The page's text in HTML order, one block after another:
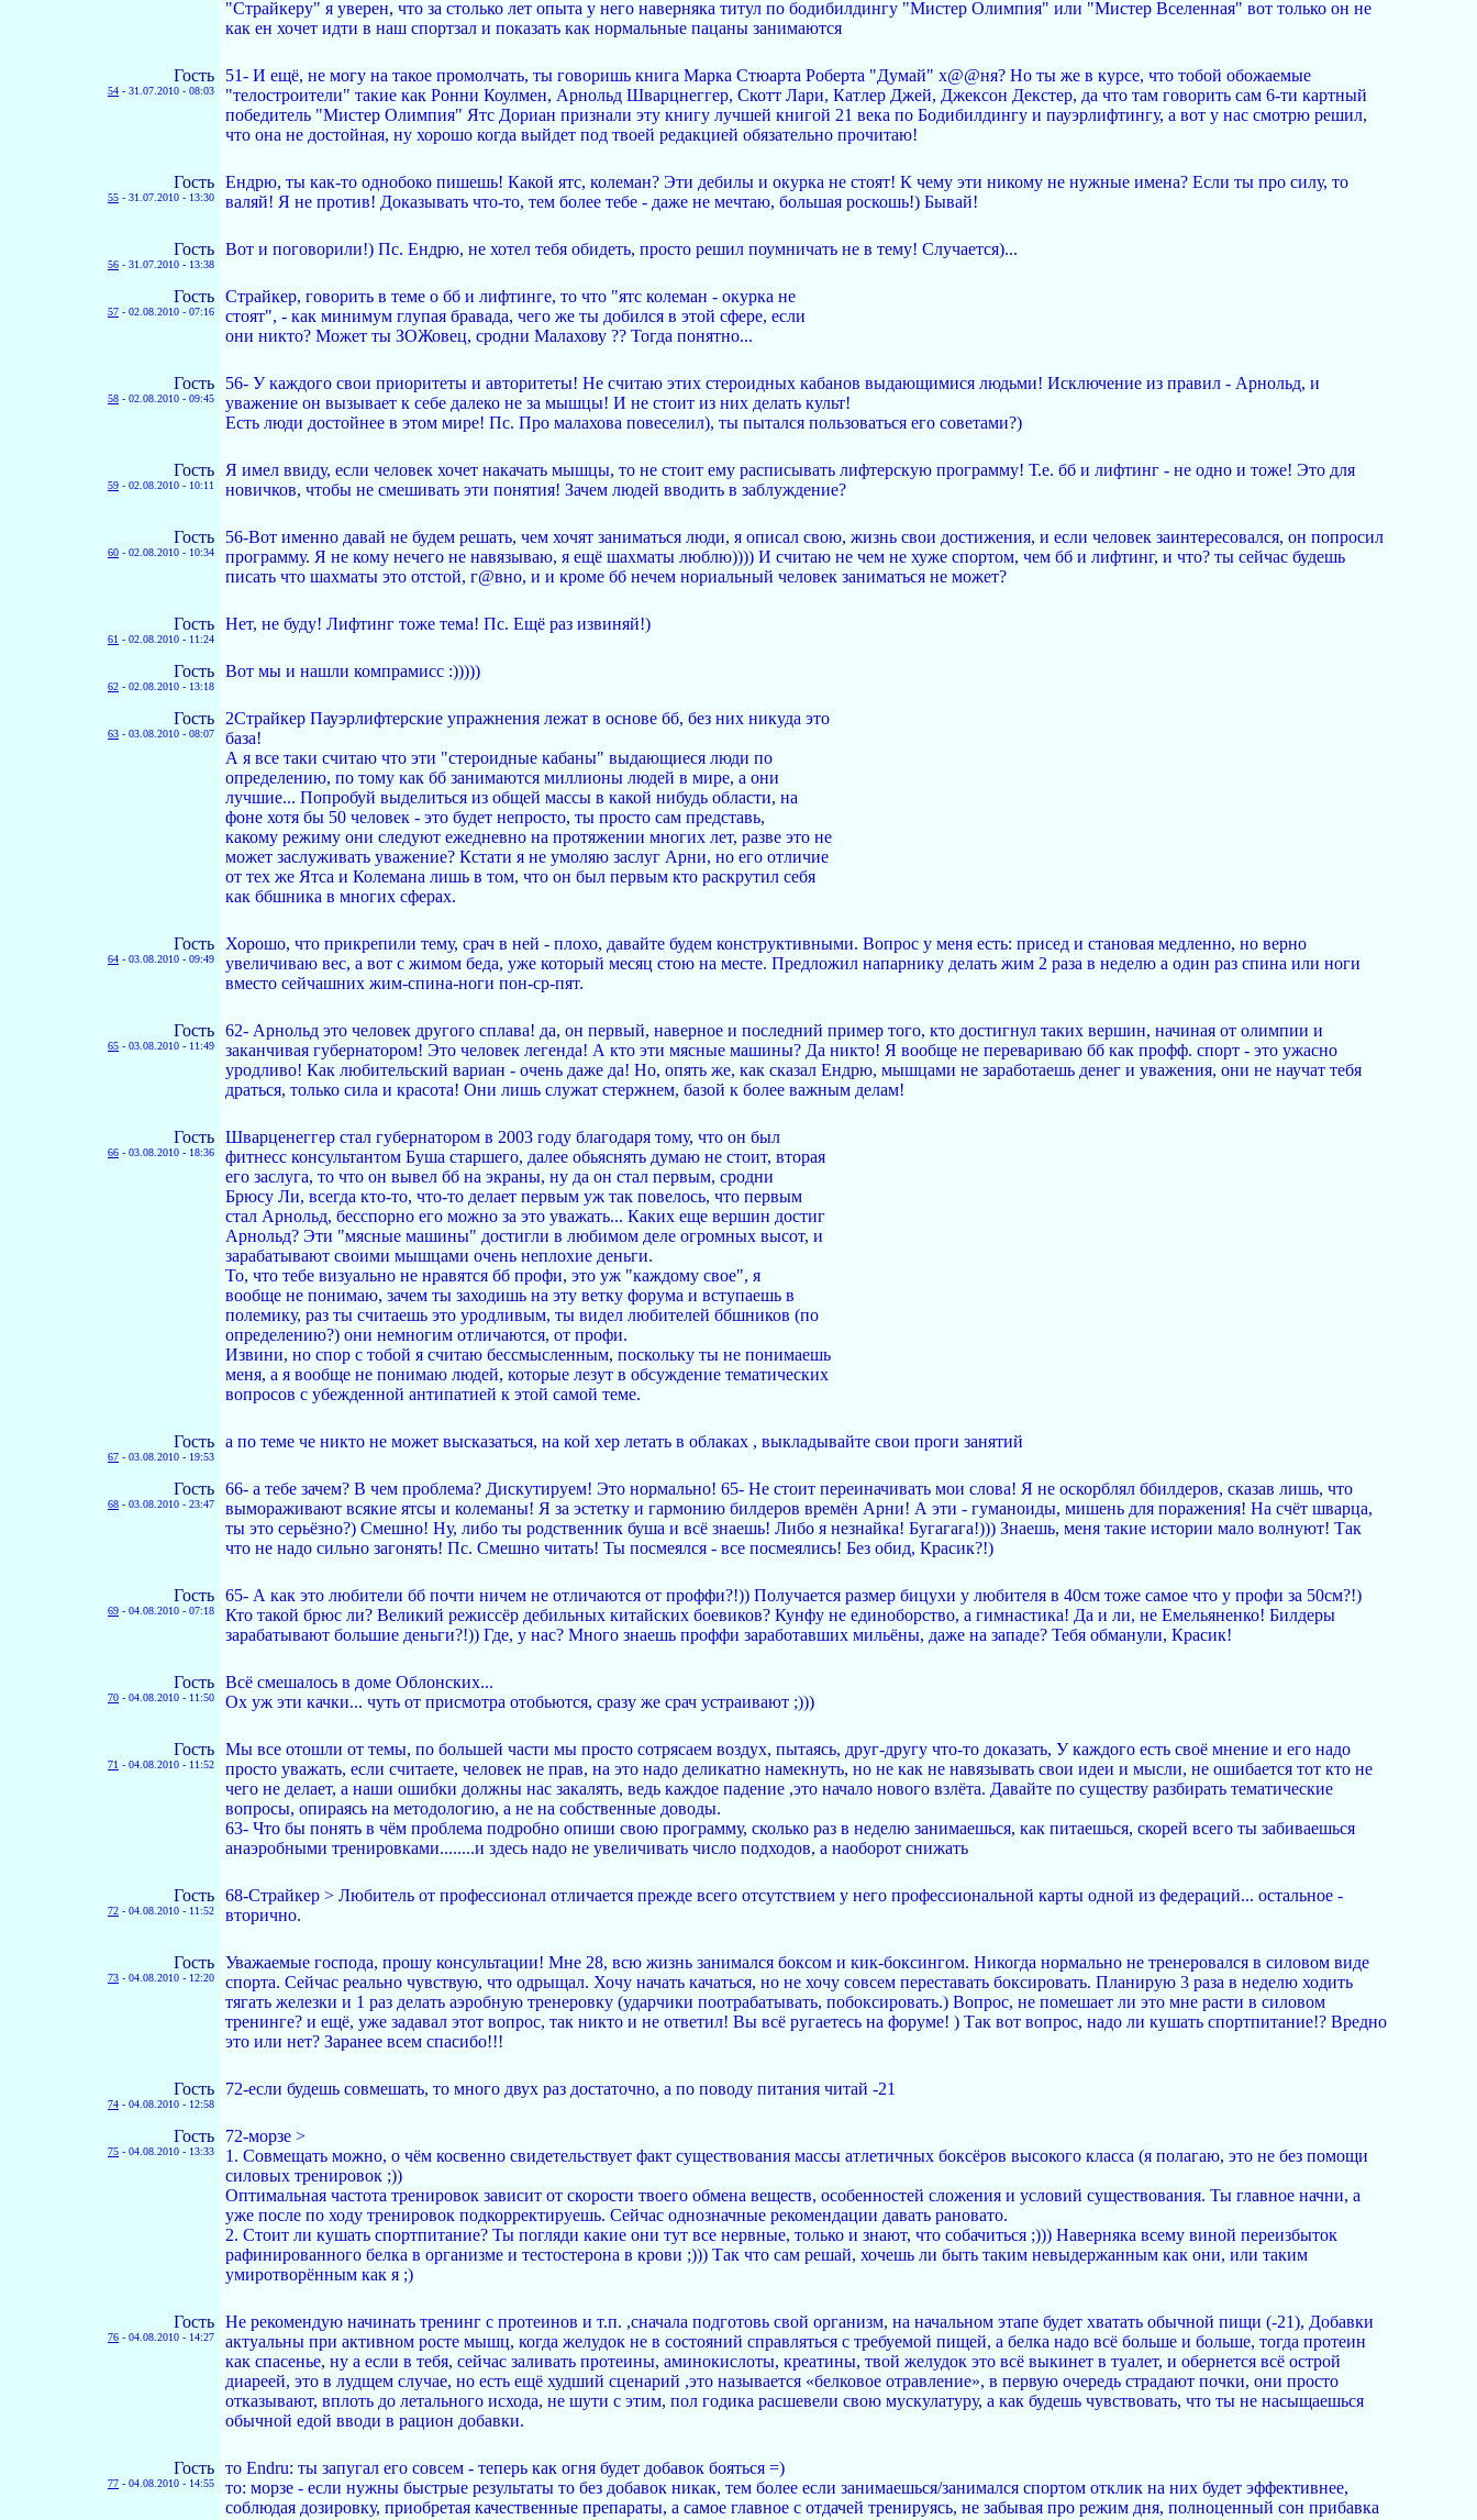
"Страйкеру" я уверен, что за столько лет опыта у него наверняка титул по бодибилдингу "Мистер Олимпия" или "Мистер Вселенная" вот только он не
как ен хочет идти в наш спортзал и показать как нормальные пацаны занимаются
Гость
54 - 31.07.2010 - 08:03
51- И ещё, не могу на такое промолчать, ты говоришь книга Марка Стюарта Роберта "Думай" х@@ня? Но ты же в курсе, что тобой обожаемые
"телостроители" такие как Ронни Коулмен, Арнольд Шварцнеггер, Скотт Лари, Катлер Джей, Джексон Декстер, да что там говорить сам 6-ти картный
победитель "Мистер Олимпия" Ятс Дориан признали эту книгу лучшей книгой 21 века по Бодибилдингу и пауэрлифтингу, а вот у нас смотрю решил,
что она не достойная, ну хорошо когда выйдет под твоей редакцией обязательно прочитаю!
Гость
55 - 31.07.2010 - 13:30
Ендрю, ты как-то однобоко пишешь! Какой ятс, колеман? Эти дебилы и окурка не стоят! К чему эти никому не нужные имена? Если ты про силу, то
валяй! Я не против! Доказывать что-то, тем более тебе - даже не мечтаю, большая роскошь!) Бывай!
Гость
56 - 31.07.2010 - 13:38
Вот и поговорили!) Пс. Ендрю, не хотел тебя обидеть, просто решил поумничать не в тему! Случается)...
Гость
57 - 02.08.2010 - 07:16
Страйкер, говорить в теме о бб и лифтинге, то что "ятс колеман - окурка не
стоят", - как минимум глупая бравада, чего же ты добился в этой сфере, если
они никто? Может ты ЗОЖовец, сродни Малахову ?? Тогда понятно...
Гость
58 - 02.08.2010 - 09:45
56- У каждого свои приоритеты и авторитеты! Не считаю этих стероидных кабанов выдающимися людьми! Исключение из правил - Арнольд, и
уважение он вызывает к себе далеко не за мышцы! И не стоит из них делать культ!
Есть люди достойнее в этом мире! Пс. Про малахова повеселил), ты пытался пользоваться его советами?)
Гость
59 - 02.08.2010 - 10:11
Я имел ввиду, если человек хочет накачать мышцы, то не стоит ему расписывать лифтерскую программу! Т.е. бб и лифтинг - не одно и тоже! Это для
новичков, чтобы не смешивать эти понятия! Зачем людей вводить в заблуждение?
Гость
60 - 02.08.2010 - 10:34
56-Вот именно давай не будем решать, чем хочят заниматься люди, я описал свою, жизнь свои достижения, и если человек заинтересовался, он попросил
программу. Я не кому нечего не навязываю, я ещё шахматы люблю)))) И считаю не чем не хуже спортом, чем бб и лифтинг, и что? ты сейчас будешь
писать что шахматы это отстой, г@вно, и и кроме бб нечем нориальный человек заниматься не может?
Гость
61 - 02.08.2010 - 11:24
Нет, не буду! Лифтинг тоже тема! Пс. Ещё раз извиняй!)
Гость
62 - 02.08.2010 - 13:18
Вот мы и нашли компрамисс :)))))
Гость
63 - 03.08.2010 - 08:07
2Страйкер Пауэрлифтерские упражнения лежат в основе бб, без них никуда это
база!
А я все таки считаю что эти "стероидные кабаны" выдающиеся люди по
определению, по тому как бб занимаются миллионы людей в мире, а они
лучшие... Попробуй выделиться из общей массы в какой нибудь области, на
фоне хотя бы 50 человек - это будет непросто, ты просто сам представь,
какому режиму они следуют ежедневно на протяжении многих лет, разве это не
может заслуживать уважение? Кстати я не умоляю заслуг Арни, но его отличие
от тех же Ятса и Колемана лишь в том, что он был первым кто раскрутил себя
как ббшника в многих сферах.
Гость
64 - 03.08.2010 - 09:49
Хорошо, что прикрепили тему, срач в ней - плохо, давайте будем конструктивными. Вопрос у меня есть: присед и становая медленно, но верно
увеличиваю вес, а вот с жимом беда, уже который месяц стою на месте. Предложил напарнику делать жим 2 раза в неделю а один раз спина или ноги
вместо сейчашних жим-спина-ноги пон-ср-пят.
Гость
65 - 03.08.2010 - 11:49
62- Арнольд это человек другого сплава! да, он первый, наверное и последний пример того, кто достигнул таких вершин, начиная от олимпии и
заканчивая губернатором! Это человек легенда! А кто эти мясные машины? Да никто! Я вообще не перевариваю бб как профф. спорт - это ужасно
уродливо! Как любительский вариан - очень даже да! Но, опять же, как сказал Ендрю, мышцами не заработаешь денег и уважения, они не научат тебя
драться, только сила и красота! Они лишь служат стержнем, базой к более важным делам!
Гость
66 - 03.08.2010 - 18:36
Шварценеггер стал губернатором в 2003 году благодаря тому, что он был
фитнесс консультантом Буша старшего, далее обьяснять думаю не стоит, вторая
его заслуга, то что он вывел бб на экраны, ну да он стал первым, сродни
Брюсу Ли, всегда кто-то, что-то делает первым уж так повелось, что первым
стал Арнольд, бесспорно его можно за это уважать... Каких еще вершин достиг
Арнольд? Эти "мясные машины" достигли в любимом деле огромных высот, и
зарабатывают своими мышцами очень неплохие деньги.
То, что тебе визуально не нравятся бб профи, это уж "каждому свое", я
вообще не понимаю, зачем ты заходишь на эту ветку форума и вступаешь в
полемику, раз ты считаешь это уродливым, ты видел любителей ббшников (по
определению?) они немногим отличаются, от профи.
Извини, но спор с тобой я считаю бессмысленным, поскольку ты не понимаешь
меня, а я вообще не понимаю людей, которые лезут в обсуждение тематических
вопросов с убежденной антипатией к этой самой теме.
Гость
67 - 03.08.2010 - 19:53
а по теме че никто не может высказаться, на кой хер летать в облаках , выкладывайте свои проги занятий
Гость
68 - 03.08.2010 - 23:47
66- а тебе зачем? В чем проблема? Дискутируем! Это нормально! 65- Не стоит переиначивать мои слова! Я не оскорблял ббилдеров, сказав лишь, что
вымораживают всякие ятсы и колеманы! Я за эстетку и гармонию билдеров времён Арни! А эти - гуманоиды, мишень для поражения! На счёт шварца,
ты это серьёзно?) Смешно! Ну, либо ты родственник буша и всё знаешь! Либо я незнайка! Бугагага!))) Знаешь, меня такие истории мало волнуют! Так
что не надо сильно загонять! Пс. Смешно читать! Ты посмеялся - все посмеялись! Без обид, Красик?!)
Гость
69 - 04.08.2010 - 07:18
65- А как это любители бб почти ничем не отличаются от проффи?!)) Получается размер бицухи у любителя в 40см тоже самое что у профи за 50см?!)
Кто такой брюс ли? Великий режиссёр дебильных китайских боевиков? Кунфу не единоборство, а гимнастика! Да и ли, не Емельяненко! Билдеры
зарабатывают большие деньги?!)) Где, у нас? Много знаешь проффи заработавших мильёны, даже на западе? Тебя обманули, Красик!
Гость
70 - 04.08.2010 - 11:50
Всё смешалось в доме Облонских...
Ох уж эти качки... чуть от присмотра отобьются, сразу же срач устраивают ;)))
Гость
71 - 04.08.2010 - 11:52
Мы все отошли от темы, по большей части мы просто сотрясаем воздух, пытаясь, друг-другу что-то доказать, У каждого есть своё мнение и его надо
просто уважать, если считаете, человек не прав, на это надо деликатно намекнуть, но не как не навязывать свои идеи и мысли, не ошибается тот кто не
чего не делает, а наши ошибки должны нас закалять, ведь каждое падение ,это начало нового взлёта. Давайте по существу разбирать тематические
вопросы, опираясь на методологию, а не на собственные доводы.
63- Что бы понять в чём проблема подробно опиши свою программу, сколько раз в неделю занимаешься, как питаешься, скорей всего ты забиваешься
анаэробными тренировками........и здесь надо не увеличивать число подходов, а наоборот снижать
Гость
72 - 04.08.2010 - 11:52
68-Страйкер > Любитель от профессионал отличается прежде всего отсутствием у него профессиональной карты одной из федераций... остальное -
вторично.
Гость
73 - 04.08.2010 - 12:20
Уважаемые господа, прошу консультации! Мне 28, всю жизнь занимался боксом и кик-боксингом. Никогда нормально не тренеровался в силовом виде
спорта. Сейчас реально чувствую, что одрыщал. Хочу начать качаться, но не хочу совсем переставать боксировать. Планирую 3 раза в неделю ходить
тягать железки и 1 раз делать аэробную тренеровку (ударчики поотрабатывать, побоксировать.) Вопрос, не помешает ли это мне расти в силовом
тренинге? и ещё, уже задавал этот вопрос, так никто и не ответил! Вы всё ругаетесь на форуме! ) Так вот вопрос, надо ли кушать спортпитание!? Вредно
это или нет? Заранее всем спасибо!!!
Гость
74 - 04.08.2010 - 12:58
72-если будешь совмешать, то много двух раз достаточно, а по поводу питания читай -21
Гость
75 - 04.08.2010 - 13:33
72-морзе >
1. Совмещать можно, о чём косвенно свидетельствует факт существования массы атлетичных боксёров высокого класса (я полагаю, это не без помощи
силовых тренировок ;))
Оптимальная частота тренировок зависит от скорости твоего обмена веществ, особенностей сложения и условий существования. Ты главное начни, а
уже после по ходу тренировок подкорректируешь. Сейчас однозначные рекомендации давать рановато.
2. Стоит ли кушать спортпитание? Ты погляди какие они тут все нервные, только и знают, что собачиться ;))) Наверняка всему виной переизбыток
рафинированного белка в организме и тестостерона в крови ;))) Так что сам решай, хочешь ли быть таким невыдержанным как они, или таким
умиротворённым как я ;)
Гость
76 - 04.08.2010 - 14:27
Не рекомендую начинать тренинг с протеинов и т.п. ,сначала подготовь свой организм, на начальном этапе будет хватать обычной пищи (-21), Добавки
актуальны при активном росте мышц, когда желудок не в состояний справляться с требуемой пищей, а белка надо всё больше и больше, тогда протеин
как спасенье, ну а если в тебя, сейчас заливать протеины, аминокислоты, креатины, твой желудок это всё выкинет в туалет, и обернется всё острой
диареей, это в лудщем случае, но есть ещё худший сценарий ,это называется «белковое отравление», в первую очередь страдают почки, они просто
отказывают, вплоть до летального исхода, не шути с этим, пол годика расшевели свою мускулатуру, а как будешь чувствовать, что ты не насыщаешься
обычной едой вводи в рацион добавки.
Гость
77 - 04.08.2010 - 14:55
то Endru: ты запугал его совсем - теперь как огня будет добавок бояться =)
то: морзе - если нужны быстрые результаты то без добавок никак, тем более если занимаешься/занимался спортом отклик на них будет эффективнее,
соблюдая дозировку, приобретая качественные препараты, а самое главное с отдачей тренируясь, не забывая про режим дня, полноценный сон прибавка